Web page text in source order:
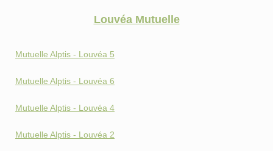
Louvéa Mutuelle
Mutuelle Alptis - Louvéa 5
Mutuelle Alptis - Louvéa 6
Mutuelle Alptis - Louvéa 4
Mutuelle Alptis - Louvéa 2